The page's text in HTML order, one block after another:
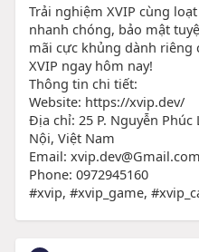
Trải nghiệm XVIP cùng
nhanh chóng, bảo mật
mãi cực khủng dành riêng
XVIP ngay hôm nay!
Thông tin chi tiết:
Website: https://xvip.dev/
Địa chỉ: 25 P. Nguyễn
Nội, Việt Nam
Email: xvip.dev@Gmail.com
Phone: 0972945160
#xvip, #xvip_game,